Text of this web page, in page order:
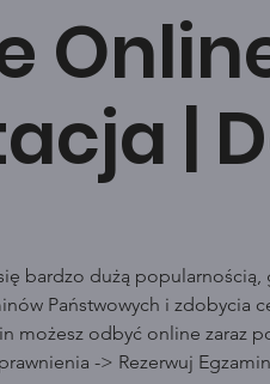
|
bardzo dużą popularnością,
Państwowych i zdobycia
możesz odbyć online zaraz
-> Rezerwuj